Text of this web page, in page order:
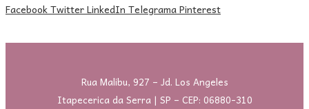
FacebookTwitterLinkedIn TelegramaPinterest
Rua Malibu, 927 – Jd. Los Angeles
Itapecerica da Serra | SP – CEP: 06880-310